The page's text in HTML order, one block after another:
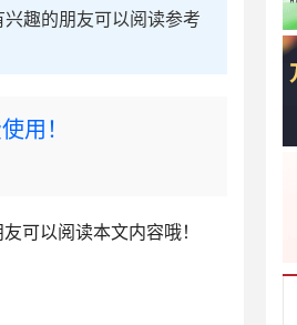
趣的朋友可以阅读参考
用！
可以阅读本文内容哦！